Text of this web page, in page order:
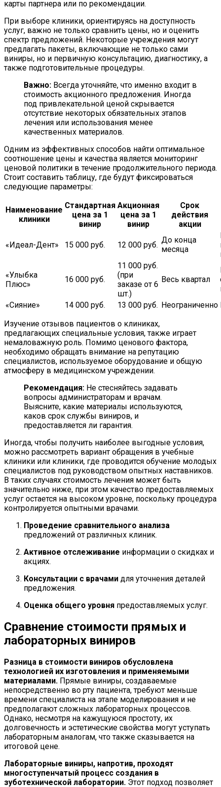
карты партнера или по рекомендации.
При выборе клиники, ориентируясь на доступность
услуг, важно не только сравнить цены, но и оценить
спектр предложений. Некоторые учреждения могут
предлагать пакеты, включающие не только сами
виниры, но и первичную консультацию, диагностику, а
также подготовительные процедуры.
Важно: Всегда уточняйте, что именно входит в
стоимость акционного предложения. Иногда
под привлекательной ценой скрывается
отсутствие некоторых обязательных этапов
лечения или использования менее
качественных материалов.
Одним из эффективных способов найти оптимальное
соотношение цены и качества является мониторинг
ценовой политики в течение продолжительного периода.
Стоит составить таблицу, где будут фиксироваться
следующие параметры:
Наименование
клиники
Стандартная
цена за 1
винир
Акционная
цена за 1
винир
Срок
действия
акции
«Идеал-Дент» 15 000 руб. 12 000 руб.
До конца
месяца
«Улыбка
Плюс»
16 000 руб.
11 000 руб.
(при
заказе от 6
шт.)
Весь квартал
«Сияние»
14 000 руб. 13 000 руб. Неограниченно
Изучение отзывов пациентов о клиниках,
предлагающих специальные условия, также играет
немаловажную роль. Помимо ценового фактора,
необходимо обращать внимание на репутацию
специалистов, используемое оборудование и общую
атмосферу в медицинском учреждении.
Рекомендация: Не стесняйтесь задавать
вопросы администраторам и врачам.
Выясните, какие материалы используются,
каков срок службы виниров, и
предоставляется ли гарантия.
Иногда, чтобы получить наиболее выгодные условия,
можно рассмотреть вариант обращения в учебные
клиники или клиники, где проводится обучение молодых
специалистов под руководством опытных наставников.
В таких случаях стоимость лечения может быть
значительно ниже, при этом качество предоставляемых
услуг остается на высоком уровне, поскольку процедура
контролируется опытными врачами.
Проведение сравнительного анализа
предложений от различных клиник.
Активное отслеживание информации о скидках и
акциях.
Консультации с врачами для уточнения деталей
предложения.
Оценка общего уровня предоставляемых услуг.
Сравнение стоимости прямых и
лабораторных виниров
Разница в стоимости виниров обусловлена
технологией их изготовления и применяемыми
материалами. Прямые виниры, создаваемые
непосредственно во рту пациента, требуют меньше
времени специалиста на этапе моделирования и не
предполагают сложных лабораторных процессов.
Однако, несмотря на кажущуюся простоту, их
долговечность и эстетические свойства могут уступать
лабораторным аналогам, что также сказывается на
итоговой цене.
Лабораторные виниры, напротив, проходят
многоступенчатый процесс создания в
зуботехнической лаборатории. Этот подход позволяет